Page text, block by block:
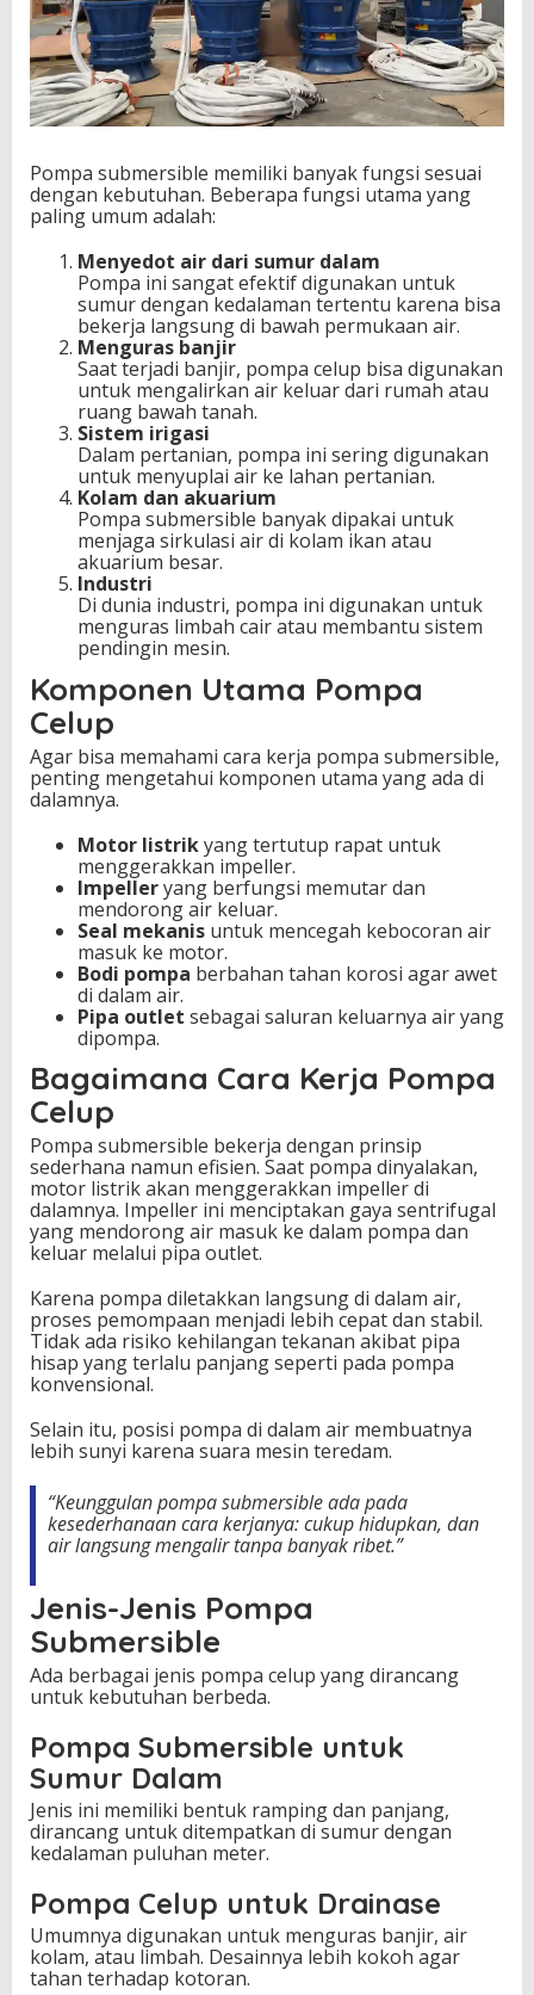
Pompa submersible memiliki banyak fungsi sesuai
dengan kebutuhan. Beberapa fungsi utama yang
paling umum adalah:
Menyedot air dari sumur dalam
Pompa ini sangat efektif digunakan untuk
sumur dengan kedalaman tertentu karena bisa
bekerja langsung di bawah permukaan air.
Menguras banjir
Saat terjadi banjir, pompa celup bisa digunakan
untuk mengalirkan air keluar dari rumah atau
ruang bawah tanah.
Sistem irigasi
Dalam pertanian, pompa ini sering digunakan
untuk menyuplai air ke lahan pertanian.
Kolam dan akuarium
Pompa submersible banyak dipakai untuk
menjaga sirkulasi air di kolam ikan atau
akuarium besar.
Industri
Di dunia industri, pompa ini digunakan untuk
menguras limbah cair atau membantu sistem
pendingin mesin.
Komponen Utama Pompa
Celup
Agar bisa memahami cara kerja pompa submersible,
penting mengetahui komponen utama yang ada di
dalamnya.
Motor listrikyang tertutup rapat untuk
menggerakkan impeller.
Impelleryang berfungsi memutar dan
mendorong air keluar.
Seal mekanis untuk mencegah kebocoran air
masuk ke motor.
Bodi pompa berbahan tahan korosi agar awet
di dalam air.
Pipa outlet sebagai saluran keluarnya air yang
dipompa.
Bagaimana Cara Kerja Pompa
Celup
Pompa submersible bekerja dengan prinsip
sederhana namun efisien. Saat pompa dinyalakan,
motor listrik akan menggerakkan impeller di
dalamnya. Impeller ini menciptakan gaya sentrifugal
yang mendorong air masuk ke dalam pompa dan
keluar melalui pipa outlet.
Karena pompa diletakkan langsung di dalam air,
proses pemompaan menjadi lebih cepat dan stabil.
Tidak ada risiko kehilangan tekanan akibat pipa
hisap yang terlalu panjang seperti pada pompa
konvensional.
Selain itu, posisi pompa di dalam air membuatnya
lebih sunyi karena suara mesin teredam.
“Keunggulan pompa submersible ada pada
kesederhanaan cara kerjanya: cukup hidupkan, dan
air langsung mengalir tanpa banyak ribet.”
Jenis-Jenis Pompa
Submersible
Ada berbagai jenis pompa celup yang dirancang
untuk kebutuhan berbeda.
Pompa Submersible untuk
Sumur Dalam
Jenis ini memiliki bentuk ramping dan panjang,
dirancang untuk ditempatkan di sumur dengan
kedalaman puluhan meter.
Pompa Celup untuk Drainase
Umumnya digunakan untuk menguras banjir, air
kolam, atau limbah. Desainnya lebih kokoh agar
tahan terhadap kotoran.